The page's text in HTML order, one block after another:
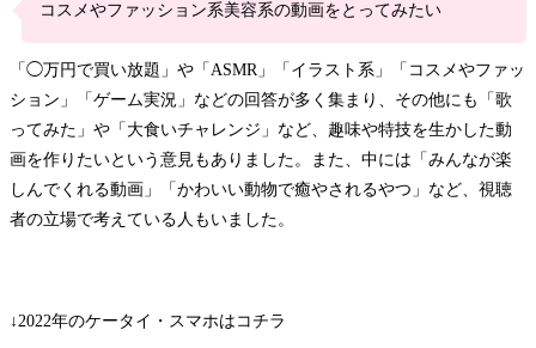
コスメやファッション系美容系の動画をとってみたい
「◯万円で買い放題」や「ASMR」「イラスト系」「コスメやファッ
ション」「ゲーム実況」などの回答が多く集まり、その他にも「歌
ってみた」や「大食いチャレンジ」など、趣味や特技を生かした動
画を作りたいという意見もありました。また、中には「みんなが楽
しんでくれる動画」「かわいい動物で癒やされるやつ」など、視聴
者の立場で考えている人もいました。
↓2022年のケータイ・スマホはコチラ